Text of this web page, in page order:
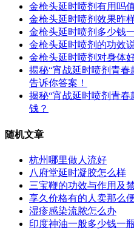
金枪头延时喷剂有用吗
金枪头延时喷剂效果昨
金枪头延时喷剂多少钱
金枪头延时喷剂的功效
金枪头延时喷剂对身体
揭秘“宵战延时喷剂青
告诉你答案！
揭秘“宵战延时喷剂青
钱？
随机文章
杭州哪里做人流好
八府堂延时凝胶怎么样
三宝鞭的功效与作用及
享久价格有的人卖那么
湿疹感染流脓怎么办
印度神油一般多少钱一